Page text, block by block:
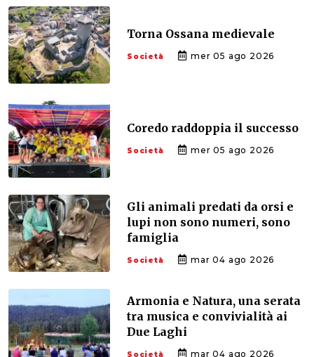
Torna Ossana medievale
Società mer 05 ago 2026
Coredo raddoppia il successo
Società mer 05 ago 2026
Gli animali predati da orsi e
lupi non sono numeri, sono
famiglia
Società mar 04 ago 2026
Armonia e Natura, una serata
tra musica e convivialità ai
Due Laghi
Società mar 04 ago 2026